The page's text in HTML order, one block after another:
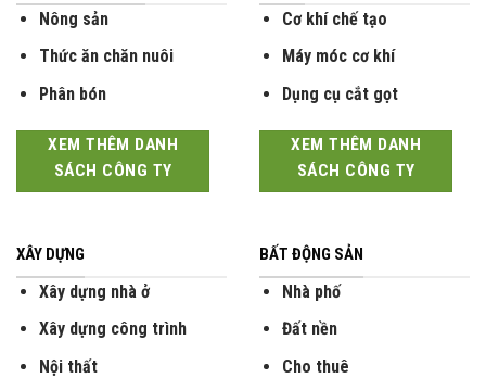
Nông sản
Thức ăn chăn nuôi
Phân bón
XEM THÊM DANH
SÁCH CÔNG TY
Cơ khí chế tạo
Máy móc cơ khí
Dụng cụ cắt gọt
XEM THÊM DANH
SÁCH CÔNG TY
XÂY DỰNG
Xây dựng nhà ở
Xây dựng công trình
Nội thất
BẤT ĐỘNG SẢN
Nhà phố
Đất nền
Cho thuê